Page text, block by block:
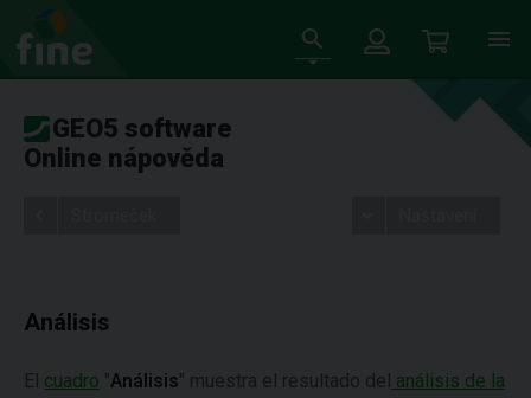
GEO5 software
Online nápověda
Análisis
El cuadro "Análisis" muestra el resultado del análisis de la